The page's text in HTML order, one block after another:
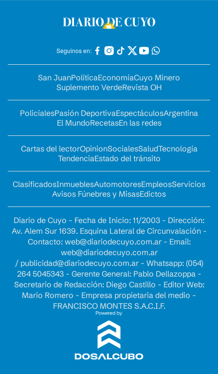
Seguinos en:
San JuanPolíticaEconomíaCuyo Minero
Suplemento VerdeRevista OH
PolicialesPasión DeportivaEspectáculosArgentina
El MundoRecetasEn las redes
Cartas del lectorOpinionSocialesSaludTecnología
TendenciaEstado del tránsito
ClasificadosInmueblesAutomotoresEmpleosServicios
Avisos Fúnebres y MisasEdictos
Diario de Cuyo - Fecha de Inicio: 11/2003 - Dirección:
Av. Alem Sur 1639. Esquina Lateral de Circunvalación -
Contacto: web@diariodecuyo.com.ar- Email:
web@diariodecuyo.com.ar
/ publicidad@diariodecuyo.com.ar- Whatsapp: (054)
264 5045343 - Gerente General: Pablo Dellazoppa -
Secretario de Redacción: Diego Castillo - Editor Web:
Mario Romero - Empresa propietaria del medio -
FRANCISCO MONTES S.A.C.I.F.